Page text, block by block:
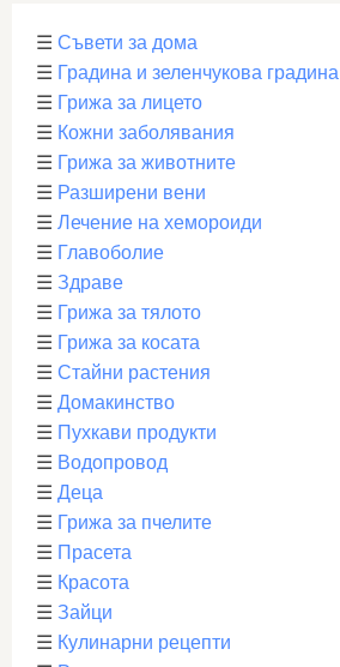
☰ Съвети за дома
☰ Градина и зеленчукова градина
☰ Грижа за лицето
☰ Кожни заболявания
☰ Грижа за животните
☰ Разширени вени
☰ Лечение на хемороиди
☰ Главоболие
☰ Здраве
☰ Грижа за тялото
☰ Грижа за косата
☰ Стайни растения
☰ Домакинство
☰ Пухкави продукти
☰ Водопровод
☰ Деца
☰ Грижа за пчелите
☰ Прасета
☰ Красота
☰ Зайци
☰ Кулинарни рецепти